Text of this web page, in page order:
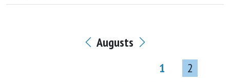
Augusts
1
2